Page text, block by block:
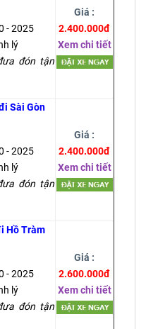
- 2025
lý
đón tận
Giá :
2.400.000đ
Xem chi tiết
Sài Gòn
- 2025
lý
đón tận
Giá :
2.400.000đ
Xem chi tiết
Hồ Tràm
- 2025
lý
đón tận
Giá :
2.600.000đ
Xem chi tiết